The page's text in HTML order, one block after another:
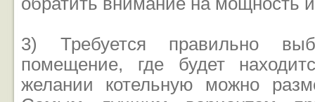
3) Требуется правильно
помещение, где будет
желании котельную можно